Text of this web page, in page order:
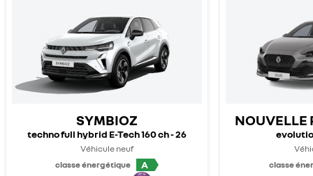
SYMBIOZ
techno full hybrid E-Tech 160 ch - 26
Véhicule neuf
classe énergétique
A
NOUVELLE
classe